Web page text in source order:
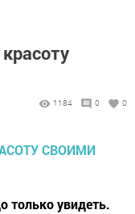
1184 0 0
только увидеть.